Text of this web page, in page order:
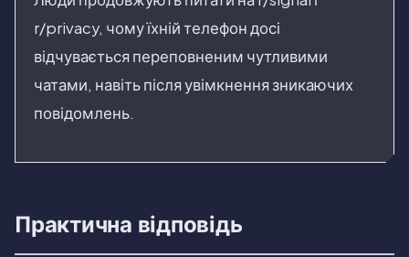
r/privacy, чому їхній телефон досі
відчувається переповненим чутливими
чатами, навіть після увімкнення зникаючих
повідомлень.
Практична відповідь